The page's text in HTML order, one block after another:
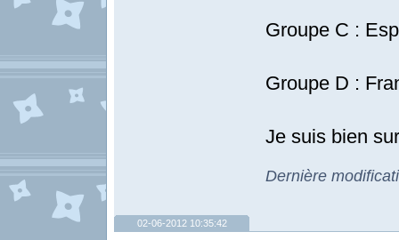
Groupe C :
Groupe D :
Je suis bien
Dernière
02-06-2012 10:35:42